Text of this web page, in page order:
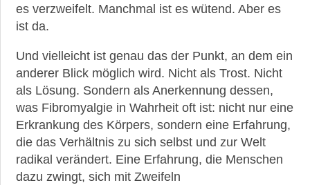
es verzweifelt. Manchmal ist es wütend. Aber es
ist da.
Und vielleicht ist genau das der Punkt, an dem ein
anderer Blick möglich wird. Nicht als Trost. Nicht
als Lösung. Sondern als Anerkennung dessen,
was Fibromyalgie in Wahrheit oft ist: nicht nur eine
Erkrankung des Körpers, sondern eine Erfahrung,
die das Verhältnis zu sich selbst und zur Welt
radikal verändert. Eine Erfahrung, die Menschen
dazu zwingt, sich mit Zweifeln